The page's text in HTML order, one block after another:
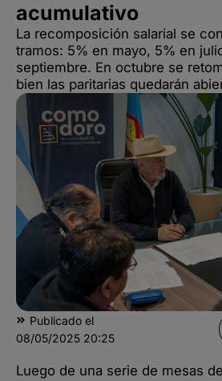
acumulativo
La recomposición salarial se
tramos: 5% en mayo, 5% en
septiembre. En octubre se
bien las paritarias quedarán
Publicado el
08/05/2025 20:25
Luego de una serie de mesas